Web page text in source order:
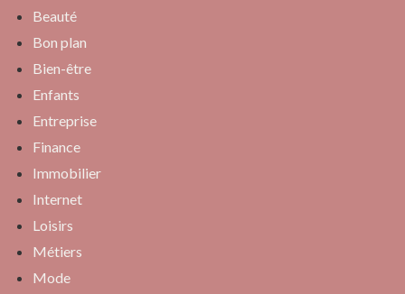
Beauté
Bon plan
Bien-être
Enfants
Entreprise
Finance
Immobilier
Internet
Loisirs
Métiers
Mode